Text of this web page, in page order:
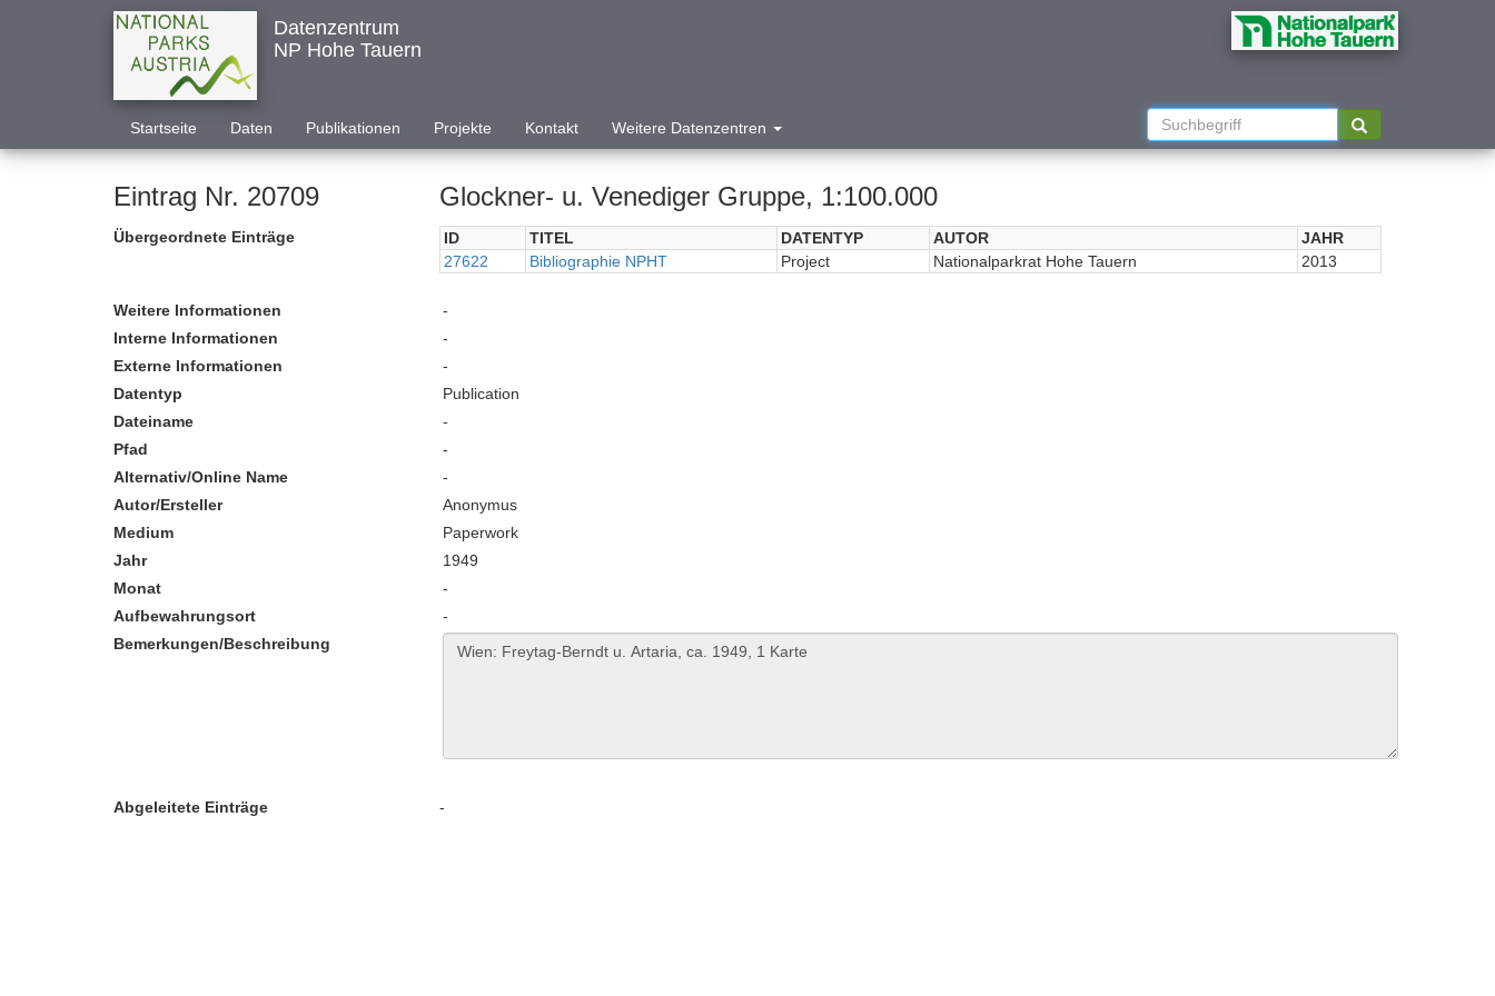
Datenzentrum
NP Hohe Tauern
Startseite Daten Publikationen Projekte Kontakt Weitere Datenzentren
Eintrag Nr. 20709 Glockner- u. Venediger Gruppe, 1:100.000
Übergeordnete Einträge ID TITEL DATENTYP AUTOR
JAHR
27622
Bibliographie NPHT Project Nationalparkrat Hohe Tauern 2013
Weitere Informationen
-
Interne Informationen
-
Externe Informationen
-
Datentyp
Publication
Dateiname
-
Pfad
-
Alternativ/Online Name
-
Autor/Ersteller
Anonymus
Medium
Paperwork
Jahr
1949
Monat
-
Aufbewahrungsort
-
Bemerkungen/Beschreibung
Abgeleitete Einträge -